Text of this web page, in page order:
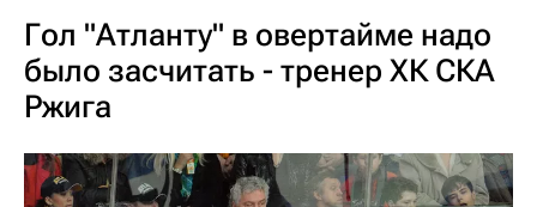
Гол "Атланту" в овертайме надо
было засчитать - тренер ХК СКА
Ржига